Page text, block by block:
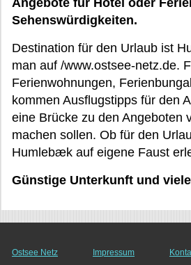
Angebote für Hotel oder
Sehenswürdigkeiten.
Destination für den Urlaub ist
man auf /www.ostsee-netz.de.
Ferienwohnungen,
kommen Ausflugstipps für den
eine Brücke zu den Angeboten
machen sollen. Ob für den
Humlebæk auf eigene Faust
Günstige Unterkunft und
Ostsee Netz Impressum